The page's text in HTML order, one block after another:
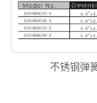
不锈钢弹